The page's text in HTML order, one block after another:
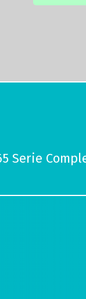
Serie